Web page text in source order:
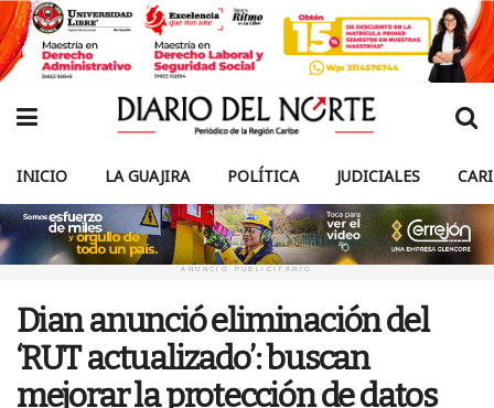
INICIO LA GUAJIRA POLÍTICA JUDICIALES
ANUNCIO PUBLICITARIO
Dian anunció eliminación del
‘RUT actualizado’: buscan
mejorar la protección de datos